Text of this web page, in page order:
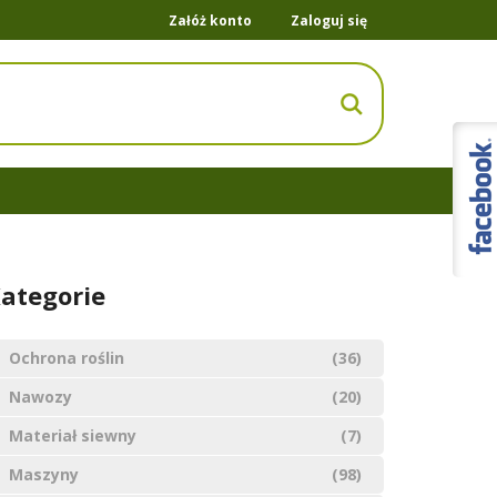
Zaloguj się
Załóż konto
Ochrona roślin
(36)
Nawozy
(20)
Materiał siewny
(7)
Maszyny
(98)